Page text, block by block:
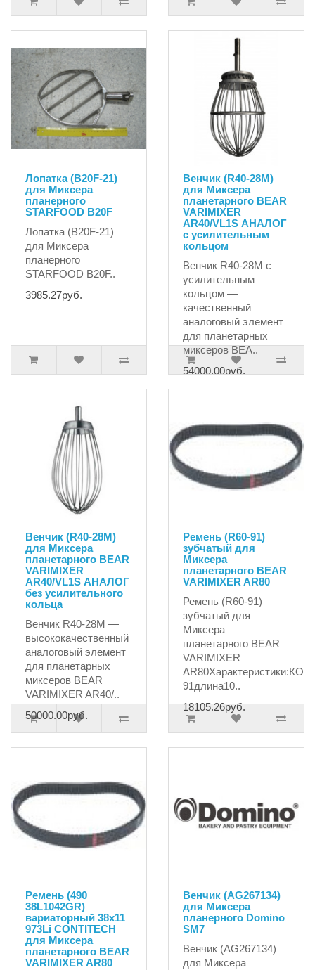
Лопатка (B20F-21)
для Миксера
планерного
STARFOOD B20F
Лопатка (B20F-21)
для Миксера
планерного
STARFOOD B20F..
3985.27руб.
Венчик (R40-28M)
для Миксера
планетарного BEAR
VARIMIXER
AR40/VL1S АНАЛОГ
с усилительным
кольцом
Венчик R40-28M с
усилительным
кольцом —
качественный
аналоговый элемент
для планетарных
миксеров BEA..
54000.00руб.
Венчик (R40-28M)
для Миксера
планетарного BEAR
VARIMIXER
AR40/VL1S АНАЛОГ
без усилительного
кольца
Венчик R40-28M —
высококачественный
аналоговый элемент
для планетарных
миксеров BEAR
VARIMIXER AR40/..
50000.00руб.
Ремень (R60-91)
зубчатый для
Миксера
планетарного BEAR
VARIMIXER AR80
Ремень (R60-91)
зубчатый для
Миксера
планетарного BEAR
VARIMIXER
91длина10..
18105.26руб.
Ремень (490
38L1042GR)
вариаторный 38х11
973Li CONTITECH
для Миксера
планетарного BEAR
VARIMIXER AR80
Венчик (AG267134)
для Миксера
планерного Domino
SM7
Венчик (AG267134)
для Миксера